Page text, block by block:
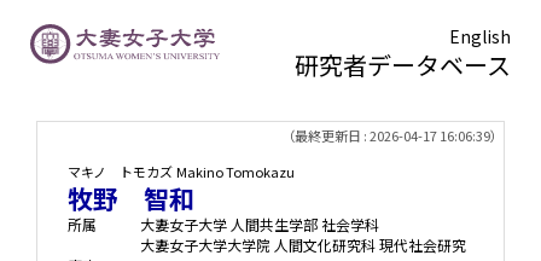
English
研究者データベース
（最終更新日 : 2026-04-17 16:06:39）
マキノ トモカズMakino Tomokazu
牧野 智和
所属
大妻女子大学 人間共生学部 社会学科
大妻女子大学大学院 人間文化研究科 現代社会研究